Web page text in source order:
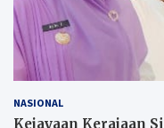
NASIONAL
Kejayaan Kerajaan